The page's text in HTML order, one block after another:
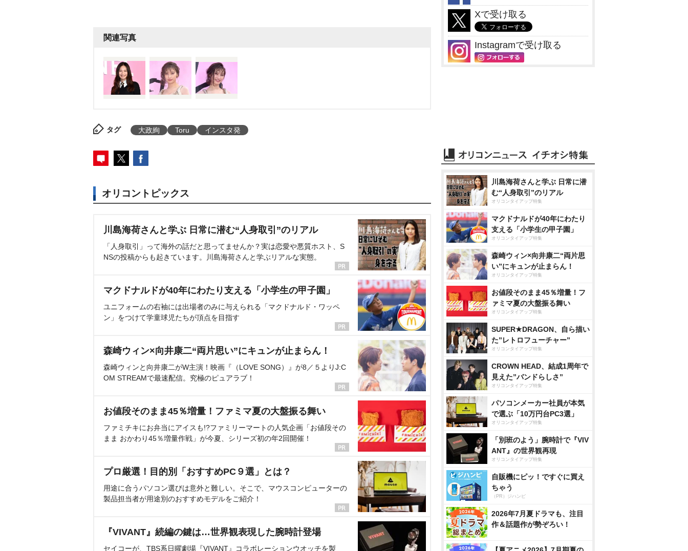
関連写真
タグ 大政絢 Toru インスタ発
オリコントピックス
川島海荷さんと学ぶ 日常に潜む“人身取引”のリアル
「人身取引」って海外の話だと思ってませんか？実は恋愛や悪質ホスト、S
NSの投稿からも起きています。川島海荷さんと学ぶリアルな実態。
マクドナルドが40年にわたり支える「小学生の甲子園」
ユニフォームの右袖には出場者のみに与えられる「マクドナルド・ワッペ
ン」をつけて学童球児たちが頂点を目指す
森崎ウィン×向井康二“両片思い”にキュンが止まらん！
森崎ウィンと向井康二がW主演！映画『（LOVE SONG）』が8／５よりJ:C
OM STREAMで最速配信。究極のピュアラブ！
お値段そのまま45％増量！ファミマ夏の大盤振る舞い
ファミチキにお弁当にアイスも!?ファミリーマートの人気企画「お値段その
まま おかわり45％増量作戦」が今夏、シリーズ初の年2回開催！
プロ厳選！目的別「おすすめPC９選」とは？
用途に合うパソコン選びは意外と難しい。そこで、マウスコンピューターの
製品担当者が用途別のおすすめモデルをご紹介！
『VIVANT』続編の鍵は…世界観表現した腕時計登場
セイコーが、TBS系日曜劇場『VIVANT』コラボレーションウオッチを製
Xで受け取る
Instagramで受け取る
川島海荷さんと学ぶ 日常に潜
む“人身取引”のリアル
オリコンタイアップ特集
マクドナルドが40年にわたり
支える「小学生の甲子園」
オリコンタイアップ特集
森崎ウィン×向井康二“両片思
い”にキュンが止まらん！
オリコンタイアップ特集
お値段そのまま45％増量！フ
ァミマ夏の大盤振る舞い
オリコンタイアップ特集
SUPER★DRAGON、自ら描い
た”レトロフューチャー”
オリコンタイアップ特集
CROWN HEAD、結成1周年で
見えた”バンドらしさ”
オリコンタイアップ特集
パソコンメーカー社員が本気
で選ぶ「10万円台PC3選」
オリコンタイアップ特集
「別班のよう」腕時計で『VIV
ANT』の世界観再現
オリコンタイアップ特集
自販機にピッ！ですぐに買え
ちゃう
（PR）ジハンピ
2026年7月夏ドラマも、注目
作＆話題作が勢ぞろい！